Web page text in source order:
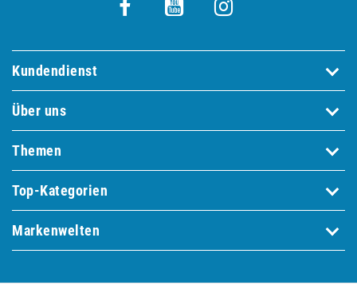
Kundendienst
Über uns
Themen
Top-Kategorien
Markenwelten